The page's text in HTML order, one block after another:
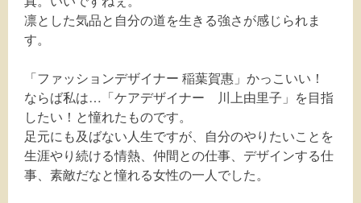
凛とした気品と自分の道を生きる強さが感じられま
す。
「ファッションデザイナー 稲葉賀惠」かっこいい！
ならば私は…「ケアデザイナー 川上由里子」を目指
したい！と憧れたものです。
足元にも及ばない人生ですが、自分のやりたいことを
生涯やり続ける情熱、仲間との仕事、デザインする仕
事、素敵だなと憧れる女性の一人でした。